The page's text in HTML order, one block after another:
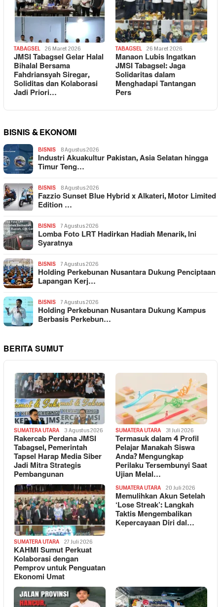
TABAGSEL 26 Maret 2026
JMSI Tabagsel Gelar Halal
Bihalal Bersama
Fahdriansyah Siregar,
Soliditas dan Kolaborasi
Jadi Priori…
TABAGSEL 26 Maret 2026
Manaon Lubis Ingatkan
JMSI Tabagsel: Jaga
Solidaritas dalam
Menghadapi Tantangan
Pers
BISNIS & EKONOMI
BISNIS 8 Agustus 2026
Industri Akuakultur Pakistan, Asia Selatan hingga
Timur Teng…
BISNIS 8 Agustus 2026
Fazzio Sunset Blue Hybrid x Alkateri, Motor Limited
Edition …
BISNIS 7 Agustus 2026
Lomba Foto LRT Hadirkan Hadiah Menarik, Ini
Syaratnya
BISNIS 7 Agustus 2026
Holding Perkebunan Nusantara Dukung Penciptaan
Lapangan Kerj…
BISNIS 7 Agustus 2026
Holding Perkebunan Nusantara Dukung Kampus
Berbasis Perkebun…
BERITA SUMUT
SUMATERA UTARA 3 Agustus 2026
Rakercab Perdana JMSI
Tabagsel, Pemerintah
Tapsel Harap Media Siber
Jadi Mitra Strategis
Pembangunan
SUMATERA UTARA 31 Juli 2026
Termasuk dalam 4 Profil
Pelajar Manakah Siswa
Anda? Mengungkap
Perilaku Tersembunyi Saat
Ujian Melal…
SUMATERA UTARA 27 Juli 2026
KAHMI Sumut Perkuat
Kolaborasi dengan
Pemprov untuk Penguatan
Ekonomi Umat
SUMATERA UTARA 20 Juli 2026
Memulihkan Akun Setelah
‘Lose Streak’: Langkah
Taktis Mengembalikan
Kepercayaan Diri dal…